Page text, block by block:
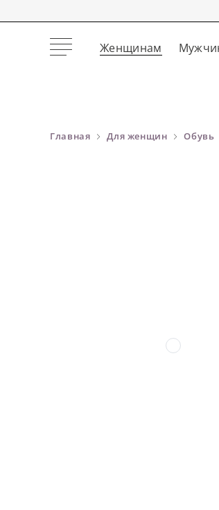
Женщинам
Главная Для женщин Обувь